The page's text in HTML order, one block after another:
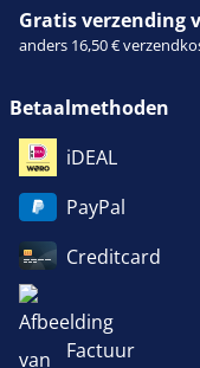
Gratis verzending
anders 16,50 €
Betaalmethoden
iDEAL
PayPal
Creditcard
Factuur